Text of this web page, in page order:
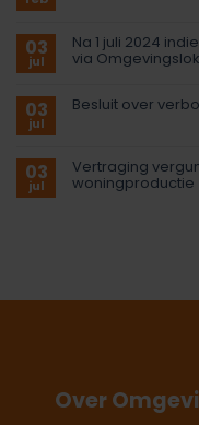
03
jul
Na 1 juli 2024
via
03
jul
Besluit over
03
jul
Vertraging
woningproductie
Over